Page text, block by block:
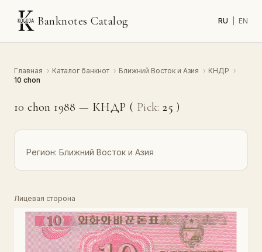
Banknotes Catalog RU EN
Главная › Каталог банкнот › Ближний Восток и Азия › КНДР ›
10 chon
10 chon 1988 — КНДР ( Pick: 25 )
Регион: Ближний Восток и Азия
Лицевая сторона